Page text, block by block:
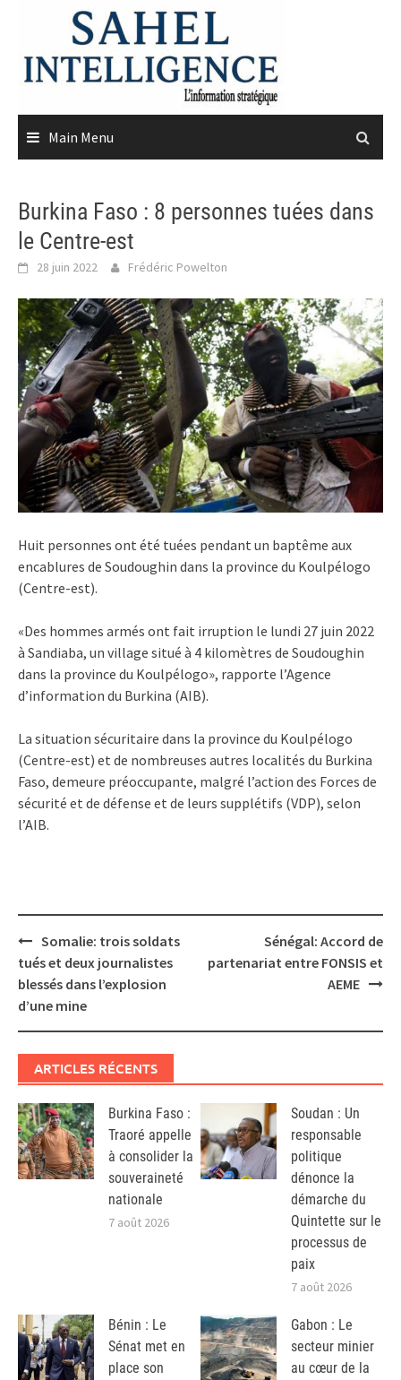
content
Main Menu
Burkina Faso : 8 personnes tuées dans
le Centre-est
28 juin 2022 Frédéric Powelton
Huit personnes ont été tuées pendant un baptême aux
encablures de Soudoughin dans la province du Koulpélogo
(Centre-est).
«Des hommes armés ont fait irruption le lundi 27 juin 2022
à Sandiaba, un village situé à 4 kilomètres de Soudoughin
dans la province du Koulpélogo», rapporte l’Agence
d’information du Burkina (AIB).
La situation sécuritaire dans la province du Koulpélogo
(Centre-est) et de nombreuses autres localités du Burkina
Faso, demeure préoccupante, malgré l’action des Forces de
sécurité et de défense et de leurs supplétifs (VDP), selon
l’AIB.
Post
navigation
Somalie: trois soldats
tués et deux journalistes
blessés dans l’explosion
d’une mine
Sénégal: Accord de
partenariat entre FONSIS et
AEME
ARTICLES RÉCENTS
Burkina Faso :
Traoré appelle
à consolider la
souveraineté
nationale
7 août 2026
Soudan : Un
responsable
politique
dénonce la
démarche du
Quintette sur le
processus de
paix
7 août 2026
Bénin : Le
Sénat met en
place son
Gabon : Le
secteur minier
au cœur de la